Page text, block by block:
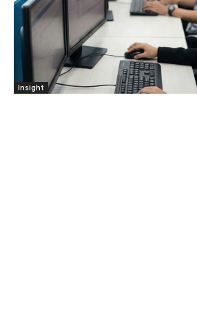
Insight